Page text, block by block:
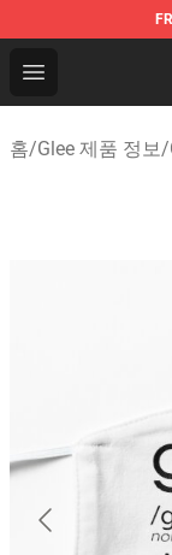
Open menu
Glee Store -
홈/Glee 제품 정보/